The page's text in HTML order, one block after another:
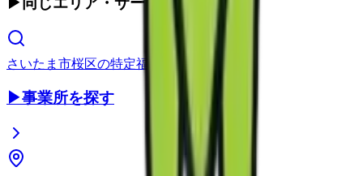
さいたま市桜区の特定福祉用具販売
▶事業所を探す